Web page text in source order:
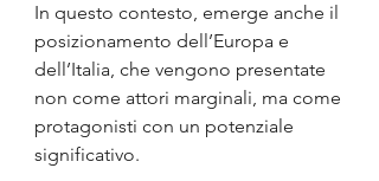
In questo contesto, emerge anche il
posizionamento dell’Europa e
dell’Italia, che vengono presentate
non come attori marginali, ma come
protagonisti con un potenziale
significativo.